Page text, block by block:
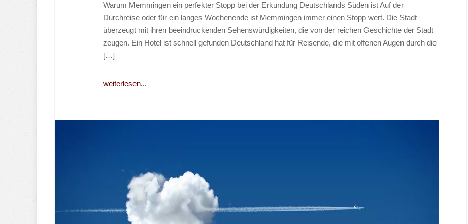
Warum Memmingen ein perfekter Stopp bei der Erkundung Deutschlands Süden ist Auf der
Durchreise oder für ein langes Wochenende ist Memmingen immer einen Stopp wert. Die Stadt
überzeugt mit ihren beeindruckenden Sehenswürdigkeiten, die von der reichen Geschichte der Stadt
zeugen. Ein Hotel ist schnell gefunden Deutschland hat für Reisende, die mit offenen Augen durch die
[…]
weiterlesen...